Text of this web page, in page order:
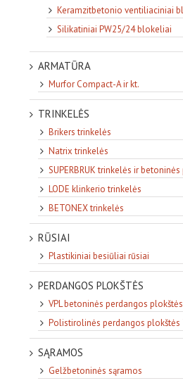
Keramzitbetonio ventiliaciniai
Silikatiniai PW25/24 blokeliai
ARMATŪRA
Murfor Compact-A ir kt.
TRINKELĖS
Brikers trinkelės
Natrix trinkelės
SUPERBRUK trinkelės ir
LODE klinkerio trinkelės
BETONEX trinkelės
RŪSIAI
Plastikiniai besiūliai rūsiai
PERDANGOS PLOKŠTĖS
VPL betoninės perdangos plokštės
Polistirolinės perdangos plokštės
SĄRAMOS
Gelžbetoninės sąramos